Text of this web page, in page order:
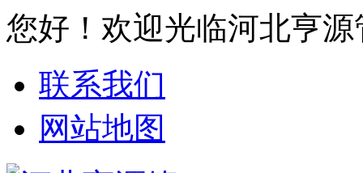
您好！欢迎光临河北亨
联系我们
网站地图